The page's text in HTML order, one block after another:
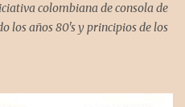
colombiana de consola de
los años 80's y principios de los